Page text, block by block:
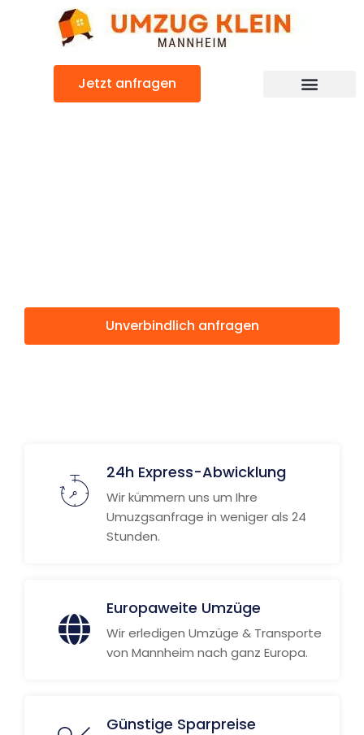
Jetzt anfragen
Unverbindlich anfragen
24h Express-Abwicklung
Wir kümmern uns um Ihre
Umuzgsanfrage in weniger als 24
Stunden.
Europaweite Umzüge
Wir erledigen Umzüge & Transporte
von Mannheim nach ganz Europa.
Günstige Sparpreise